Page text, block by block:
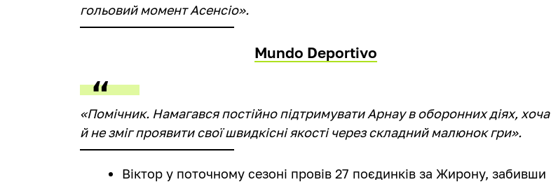
гольовий момент Асенсіо».
Mundo Deportivo
«Помічник. Намагався постійно підтримувати Арнау в оборонних діях, хоча
й не зміг проявити свої швидкісні якості через складний малюнок гри».
Віктор у поточному сезоні провів 27 поєдинків за Жирону, забивши